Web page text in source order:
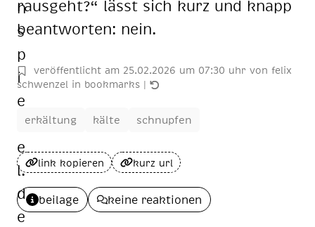
rausgeht?“ lässt sich kurz und knapp
be­ant­wor­ten: nein.
veröffentlicht am 25 02 2026 um 07:30 uhr vonfelix
schwenzel in bookmarks |
erkältung kälte schnupfen
link kopieren kurz url
beilage keine reaktionen